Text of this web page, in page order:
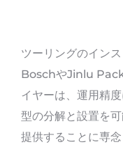
ツーリングのイン
BoschやJinlu
イヤーは、運用精
型の分解と設置を
提供することに専